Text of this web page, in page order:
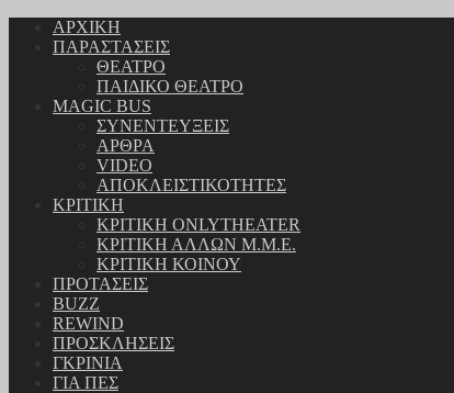
ΑΡΧΙΚΗ
ΠΑΡΑΣΤΑΣΕΙΣ
ΘΕΑΤΡΟ
ΠΑΙΔΙΚΟ ΘΕΑΤΡΟ
MAGIC BUS
ΣΥΝΕΝΤΕΥΞΕΙΣ
ΑΡΘΡΑ
VIDEO
ΑΠΟΚΛΕΙΣΤΙΚΟΤΗΤΕΣ
ΚΡΙΤΙΚΗ
ΚΡΙΤΙΚΗ ONLYTHEATER
ΚΡΙΤΙΚΗ ΑΛΛΩΝ Μ.Μ.Ε.
ΚΡΙΤΙΚΗ ΚΟΙΝΟΥ
ΠΡΟΤΑΣΕΙΣ
BUZZ
REWIND
ΠΡΟΣΚΛΗΣΕΙΣ
ΓΚΡΙΝΙΑ
ΓΙΑ ΠΕΣ